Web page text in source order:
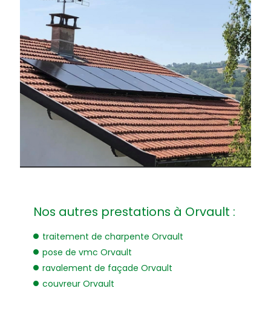
Nos autres prestations à Orvault :
traitement de charpente Orvault
pose de vmc Orvault
ravalement de façade Orvault
couvreur Orvault